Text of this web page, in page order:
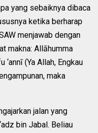
yang sebaiknya dibaca
ketika berharap
menjawab dengan
makna: Allāhumma
‘annī (Ya Allah, Engkau
maka
jalan yang
bin Jabal. Beliau